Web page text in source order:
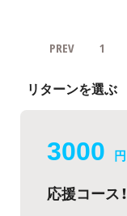
PREV 1
リターンを選ぶ
3000 円
応援コース！